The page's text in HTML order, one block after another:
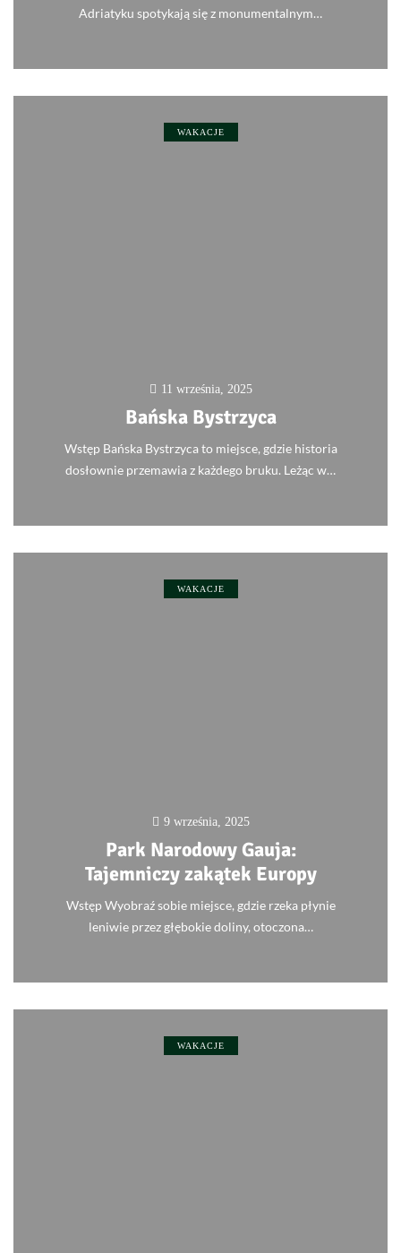
Adriatyku spotykają się z monumentalnym…
WAKACJE
11 września, 2025
Bańska Bystrzyca
Wstęp Bańska Bystrzyca to miejsce, gdzie historia
dosłownie przemawia z każdego bruku. Leżąc w…
WAKACJE
9 września, 2025
Park Narodowy Gauja:
Tajemniczy zakątek Europy
Wstęp Wyobraź sobie miejsce, gdzie rzeka płynie
leniwie przez głębokie doliny, otoczona…
WAKACJE